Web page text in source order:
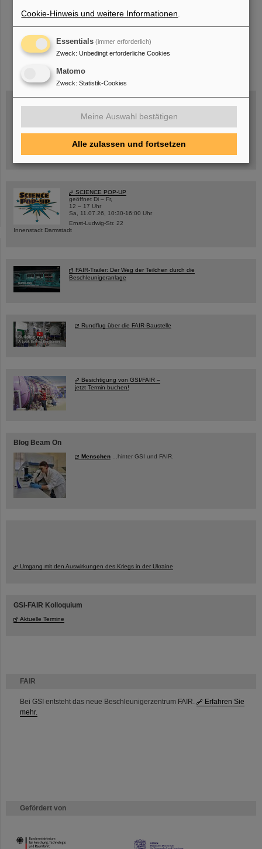
FAIR
Bei GSI entsteht das neue Beschleunigerzentrum FAIR.
Erfahren Sie
mehr.
Gefördert von
HMWK
instagramlinkedin helmholtz.social
GSI/FAIR/Goethe-Universität
SCIENCE POP-UP
geöffnet Di – Fr,
12 – 17 Uhr
Sa, 11.07.26, 10:30-16:00 Uhr
Ernst-Ludwig-Str. 22
Innenstadt Darmstadt
FAIR-Trailer: Der Weg der Teilchen durch die
Beschleunigeranlage
Rundflug über die FAIR-Baustelle
Besichtigung von GSI/FAIR –
jetzt Termin buchen!
Blog Beam On
Menschen ...hinter GSI und FAIR.
Umgang mit den Auswirkungen des Kriegs in der Ukraine
GSI-FAIR Kolloquium
Aktuelle Termine
Cookie-Hinweis und weitere Informationen
Essentials (immer erforderlich)
Zweck: Unbedingt erforderliche Cookies
Matomo
Zweck: Statistik-Cookies
Meine Auswahl bestätigen
Alle zulassen und fortsetzen